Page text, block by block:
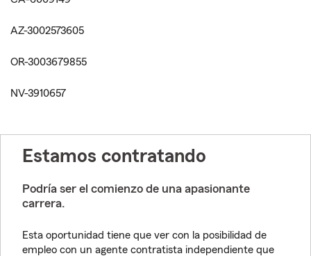
AZ-3002573605
OR-3003679855
NV-3910657
Estamos contratando
Podría ser el comienzo de una apasionante
carrera.
Esta oportunidad tiene que ver con la posibilidad de
empleo con un agente contratista independiente que